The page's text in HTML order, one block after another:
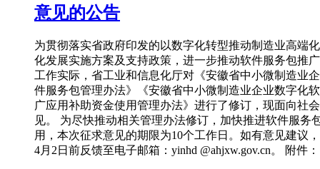
意见的公告
为贯彻落实省政府印发的以数字化转型推动制造业高端
化发展实施方案及支持政策，进一步推动软件服务包推
工作实际，省工业和信息化厅对《安徽省中小微制造业
件服务包管理办法》《安徽省中小微制造业企业数字化
广应用补助资金使用管理办法》进行了修订，现面向社
见。 为尽快推动相关管理办法修订，加快推进软件服务
用，本次征求意见的期限为10个工作日。如有意见建议
4月2日前反馈至电子邮箱：yinhd @ahjxw.gov.cn。 附件